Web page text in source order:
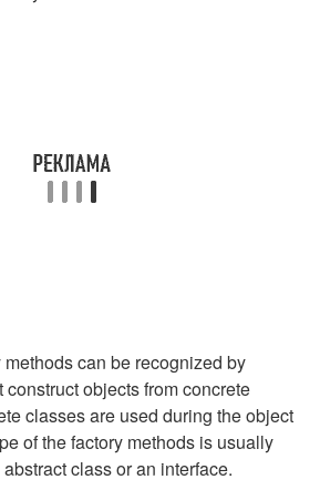
can be recognized by
objects from concrete
classes are used during the object
of the factory methods is usually
class or an interface.